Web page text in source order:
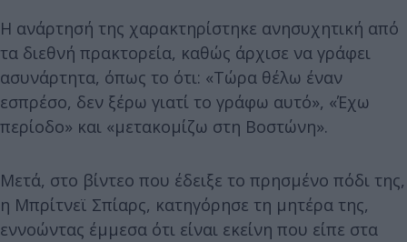
Η ανάρτησή της χαρακτηρίστηκε ανησυχητική από
τα διεθνή πρακτορεία, καθώς άρχισε να γράφει
ασυνάρτητα, όπως το ότι: «Τώρα θέλω έναν
εσπρέσο, δεν ξέρω γιατί το γράφω αυτό», «Έχω
περίοδο» και «μετακομίζω στη Βοστώνη».
Μετά, στο βίντεο που έδειξε το πρησμένο πόδι της,
η Μπρίτνεϊ Σπίαρς, κατηγόρησε τη μητέρα της,
εννοώντας έμμεσα ότι είναι εκείνη που είπε στα